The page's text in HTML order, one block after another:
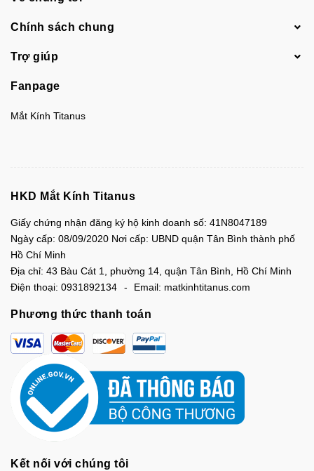
Chính sách chung
Trợ giúp
Fanpage
Mắt Kính Titanus
HKD Mắt Kính Titanus
Giấy chứng nhận đăng ký hộ kinh doanh số: 41N8047189
Ngày cấp: 08/09/2020 Nơi cấp: UBND quận Tân Bình thành phố
Hồ Chí Minh
Địa chỉ: 43 Bàu Cát 1, phường 14, quận Tân Bình, Hồ Chí Minh
Điện thoại: 0931892134 Email: matkinhtitanus.com
Phương thức thanh toán
Kết nối với chúng tôi